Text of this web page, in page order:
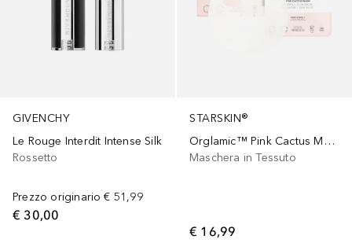
GIVENCHY
Le Rouge Interdit Intense Silk
Rossetto
Prezzo originario € 51,99
€ 30,00
STARSKIN®
Orglamic™ Pink Cactus Mask
Maschera in Tessuto
€ 16,99